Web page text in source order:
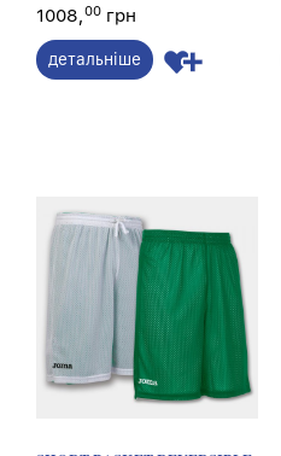
1008,00 грн
детальніше